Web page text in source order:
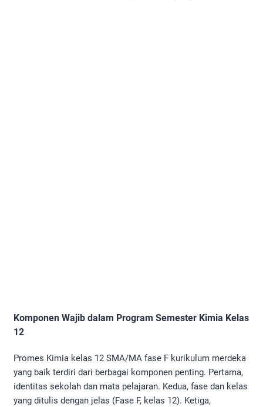
Komponen Wajib dalam Program Semester Kimia Kelas
12
Promes Kimia kelas 12 SMA/MA fase F kurikulum merdeka
yang baik terdiri dari berbagai komponen penting. Pertama,
identitas sekolah dan mata pelajaran. Kedua, fase dan kelas
yang ditulis dengan jelas (Fase F, kelas 12). Ketiga,